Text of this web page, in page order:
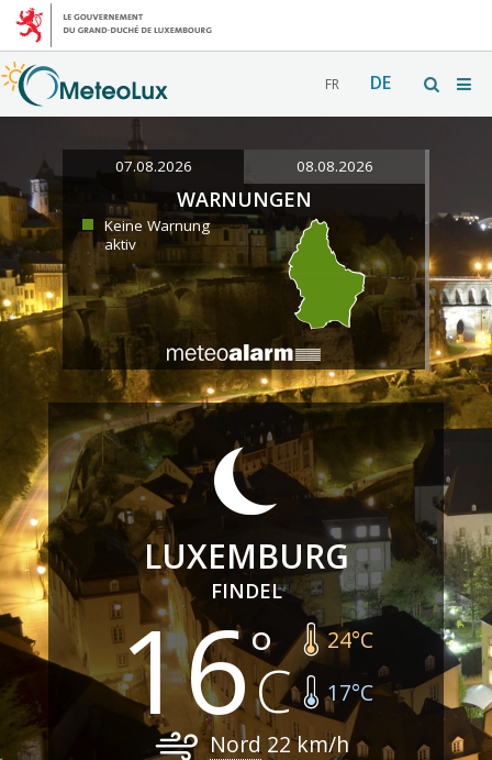
FR DE
07.08.2026 08.08.2026
WARNUNGEN
Keine Warnung
aktiv
LUXEMBURG
FINDEL
16 24°C
17°C
Nord 22km/h